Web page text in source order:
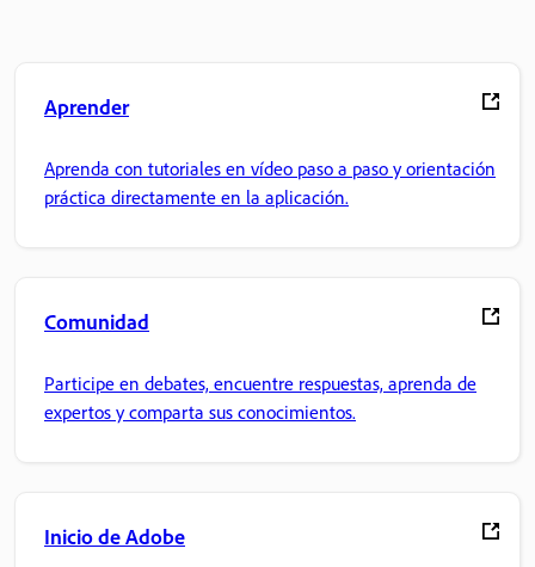
Aprender
Aprenda con tutoriales en vídeo paso a paso y orientación
práctica directamente en la aplicación.
Comunidad
Participe en debates, encuentre respuestas, aprenda de
expertos y comparta sus conocimientos.
Inicio de Adobe